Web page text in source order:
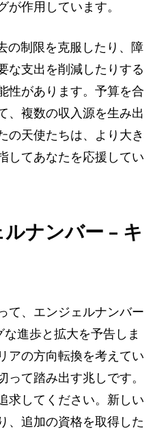
作用しています。
の制限を克服したり、障
な支出を削減したりする
性があります。予算を合
、複数の収入源を生み出
の天使たちは、より大き
してあなたを応援してい
ナンバー – キ
て、エンジェルナンバー
進歩と拡大を予告しま
アの方向転換を考えてい
て踏み出す兆しです。
求してください。新しい
、追加の資格を取得した